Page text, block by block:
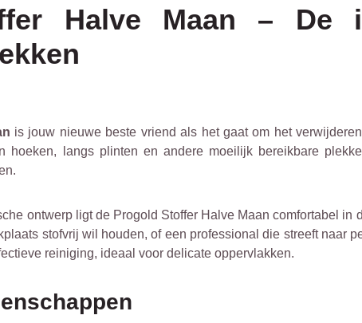
Halve Maan – De
is jouw nieuwe beste vriend als het gaat om het
hoeken, langs plinten en andere moeilijk bereikbare
ontwerp ligt de Progold Stoffer Halve Maan comfortabel
stofvrij wil houden, of een professional die streeft
reiniging, ideaal voor delicate oppervlakken.